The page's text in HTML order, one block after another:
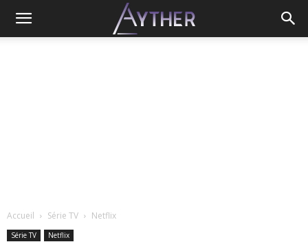
Accueil Série TV Netflix
Série TV Netflix